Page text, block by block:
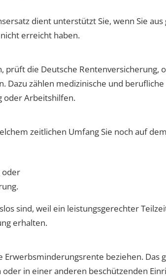
dient unterstützt Sie, wenn Sie
erreicht haben.
die Deutsche Rentenversicherung,
zählen medizinische und
oder Arbeitshilfen.
zeitlichen Umfang Sie noch auf
oder
sind, weil ein leistungsgerechter
erhalten.
beziehen. Das
in einer anderen beschützenden